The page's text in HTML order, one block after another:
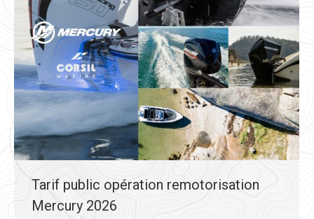
Tarif public opération remotorisation
Mercury 2026